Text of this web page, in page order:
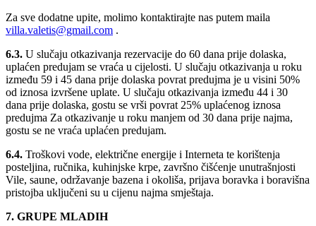
Za sve dodatne upite, molimo kontaktirajte nas putem maila
villa.valetis@gmail.com .
6.3. U slučaju otkazivanja rezervacije do 60 dana prije dolaska,
uplaćen predujam se vraća u cijelosti. U slučaju otkazivanja u roku
između 59 i 45 dana prije dolaska povrat predujma je u visini 50%
od iznosa izvršene uplate. U slučaju otkazivanja između 44 i 30
dana prije dolaska, gostu se vrši povrat 25% uplaćenog iznosa
predujma Za otkazivanje u roku manjem od 30 dana prije najma,
gostu se ne vraća uplaćen predujam.
6.4. Troškovi vode, električne energije i Interneta te korištenja
posteljina, ručnika, kuhinjske krpe, završno čišćenje unutrašnjosti
Vile, saune, održavanje bazena i okoliša, prijava boravka i boravišna
pristojba uključeni su u cijenu najma smještaja.
7. GRUPE MLADIH